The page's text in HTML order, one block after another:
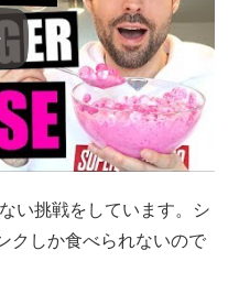
い挑戦をしています。シ
クしか食べられないので